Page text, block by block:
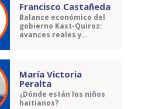
Francisco Castañeda
Balance económico del
gobierno Kast-Quiroz:
avances reales y
María Victoria
Peralta
¿Dónde están los niños
haitianos?